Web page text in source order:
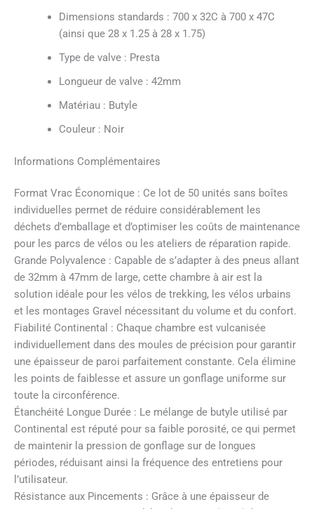
Dimensions standards : 700 x 32C à 700 x 47C
(ainsi que 28 x 1.25 à 28 x 1.75)
Type de valve : Presta
Longueur de valve : 42mm
Matériau : Butyle
Couleur : Noir
Informations Complémentaires
Format Vrac Économique : Ce lot de 50 unités sans boîtes
individuelles permet de réduire considérablement les
déchets d’emballage et d’optimiser les coûts de maintenance
pour les parcs de vélos ou les ateliers de réparation rapide.
Grande Polyvalence : Capable de s’adapter à des pneus allant
de 32mm à 47mm de large, cette chambre à air est la
solution idéale pour les vélos de trekking, les vélos urbains
et les montages Gravel nécessitant du volume et du confort.
Fiabilité Continental : Chaque chambre est vulcanisée
individuellement dans des moules de précision pour garantir
une épaisseur de paroi parfaitement constante. Cela élimine
les points de faiblesse et assure un gonflage uniforme sur
toute la circonférence.
Étanchéité Longue Durée : Le mélange de butyle utilisé par
Continental est réputé pour sa faible porosité, ce qui permet
de maintenir la pression de gonflage sur de longues
périodes, réduisant ainsi la fréquence des entretiens pour
l’utilisateur.
Résistance aux Pincements : Grâce à une épaisseur de